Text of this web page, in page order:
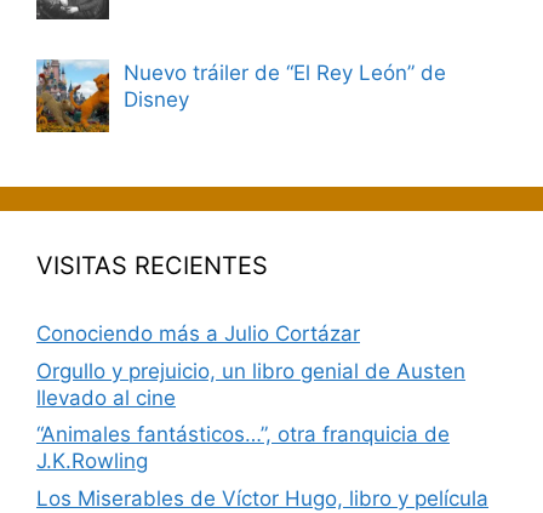
Nuevo tráiler de “El Rey León” de
Disney
VISITAS RECIENTES
Conociendo más a Julio Cortázar
Orgullo y prejuicio, un libro genial de Austen
llevado al cine
“Animales fantásticos…”, otra franquicia de
J.K.Rowling
Los Miserables de Víctor Hugo, libro y película